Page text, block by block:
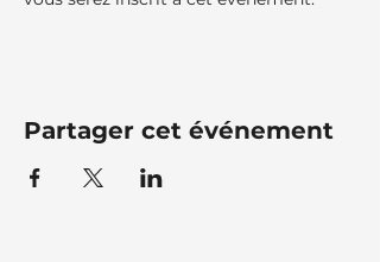
Partager cet événement